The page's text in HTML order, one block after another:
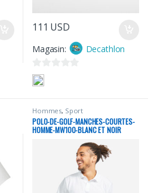
111 USD
Magasin: Decathlon
0
s
r
5
Hommes, Sport
POLO-DE-GOLF-MANCHES-COURTES-
HOMME-MW100-BLANC ET NOIR